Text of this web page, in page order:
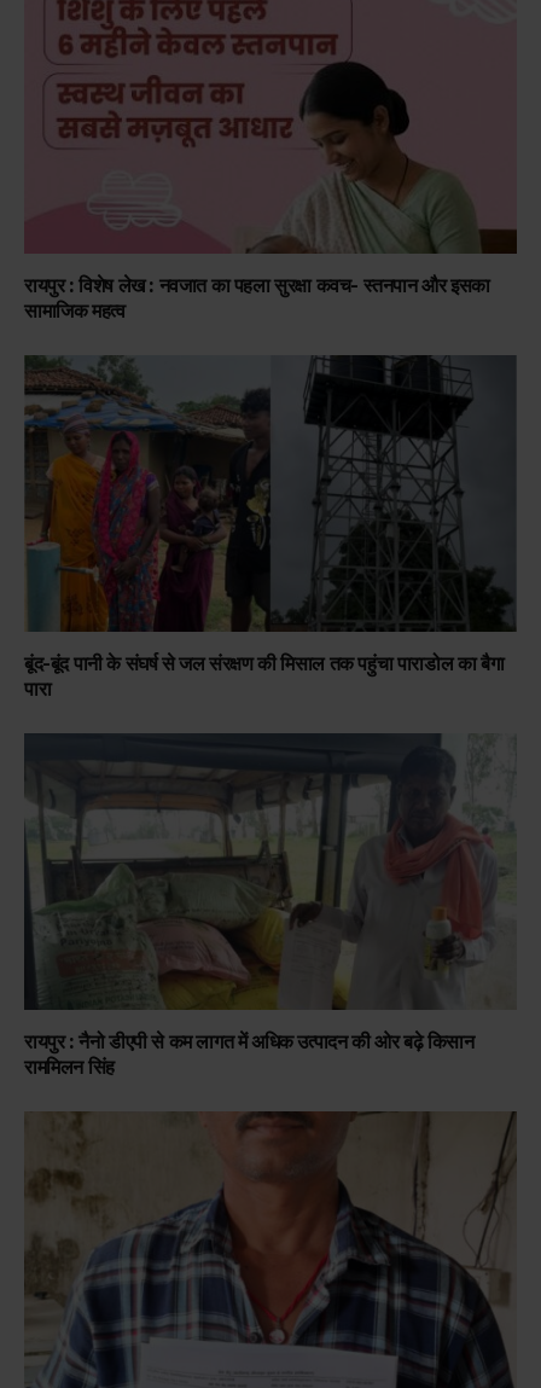
रायपुर : विशेष लेख : नवजात का पहला सुरक्षा कवच- स्तनपान और इसका
सामाजिक महत्व
बूंद-बूंद पानी के संघर्ष से जल संरक्षण की मिसाल तक पहुंचा पाराडोल का बैगा
पारा
रायपुर : नैनो डीएपी से कम लागत में अधिक उत्पादन की ओर बढ़े किसान
राममिलन सिंह